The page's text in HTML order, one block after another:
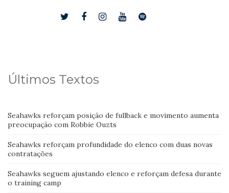
Últimos Textos
Seahawks reforçam posição de fullback e movimento aumenta
preocupação com Robbie Ouzts
Seahawks reforçam profundidade do elenco com duas novas
contratações
Seahawks seguem ajustando elenco e reforçam defesa durante
o training camp